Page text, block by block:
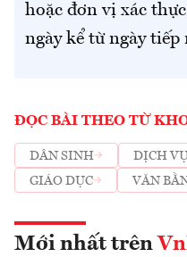
hoặc đơn vị xác
ngày kể từ ngày tiếp
ĐỌC BÀI THEO TỪ
DÂN SINH
DỊCH
GIÁO DỤC
VĂN
Mới nhất trên